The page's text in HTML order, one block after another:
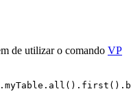
de utilizar o comando VP